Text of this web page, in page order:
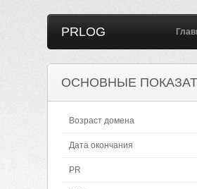
PRLOG
ОСНОВНЫЕ
Возраст домена
Дата окончания
PR